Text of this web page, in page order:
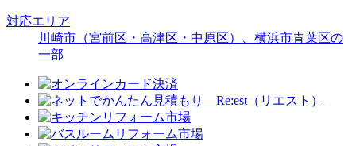
対応エリア
川崎市（宮前区・高津区・中原区）、横浜市青葉区の
一部